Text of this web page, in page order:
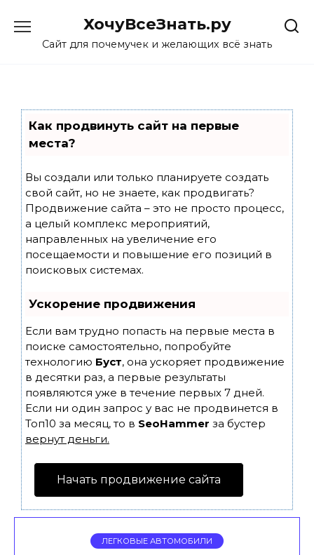
content
ХочуВсеЗнать.ру
Сайт для почемучек и желающих всё знать
Как продвинуть сайт на первые
места?
Вы создали или только планируете создать
свой сайт, но не знаете, как продвигать?
Продвижение сайта – это не просто процесс,
а целый комплекс мероприятий,
направленных на увеличение его
посещаемости и повышение его позиций в
поисковых системах.
Ускорение продвижения
Если вам трудно попасть на первые места в
поиске самостоятельно, попробуйте
технологию Буст, она ускоряет продвижение
в десятки раз, а первые результаты
появляются уже в течение первых 7 дней.
Если ни один запрос у вас не продвинется в
Топ10 за месяц, то в SeoHammer за бустер
вернут деньги.
Начать продвижение сайта
ЛЕГКОВЫЕ АВТОМОБИЛИ